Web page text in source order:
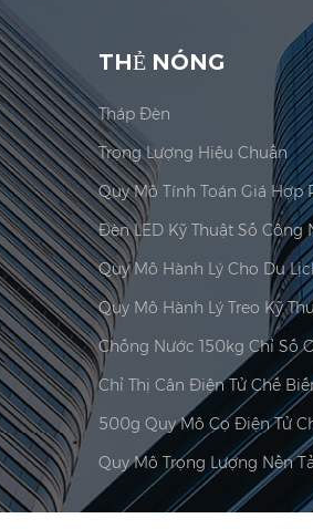
THẺ NÓNG
Tháp Đèn
Trọng Lượng Hiệu Chuẩn
Quy Mô Hành Lý Cho Du
Quy Mô Hành Lý Treo Kỹ
Chống Nước 150kg Chỉ Số